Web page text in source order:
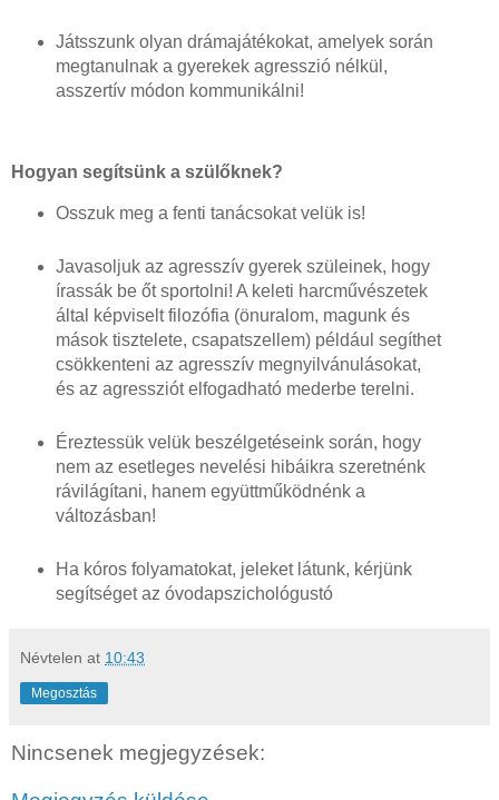
Játsszunk olyan drámajátékokat, amelyek során
megtanulnak a gyerekek agresszió nélkül,
asszertív módon kommunikálni!
Hogyan segítsünk a szülőknek?
Osszuk meg a fenti tanácsokat velük is!
Javasoljuk az agresszív gyerek szüleinek, hogy
írassák be őt sportolni! A keleti harcművészetek
által képviselt filozófia (önuralom, magunk és
mások tisztelete, csapatszellem) például segíthet
csökkenteni az agresszív megnyilvánulásokat,
és az agressziót elfogadható mederbe terelni.
Éreztessük velük beszélgetéseink során, hogy
nem az esetleges nevelési hibáikra szeretnénk
rávilágítani, hanem együttműködnénk a
változásban!
Ha kóros folyamatokat, jeleket látunk, kérjünk
segítséget az óvodapszichológustó
Névtelen at 10:43
Megosztás
Nincsenek megjegyzések: